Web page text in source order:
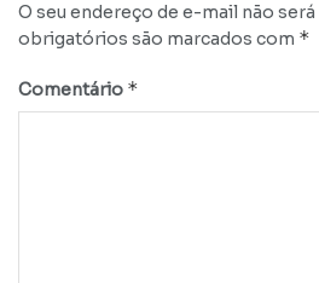
O seu endereço de e-mail não
obrigatórios são marcados com *
Comentário *